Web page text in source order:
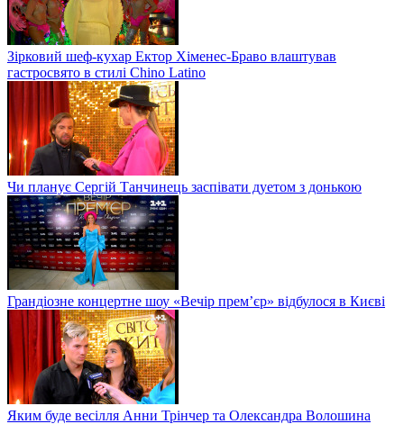
Зірковий шеф-кухар Ектор Хіменес-Браво влаштував
гастросвято в стилі Chino Latino
Чи планує Сергій Танчинець заспівати дуетом з донькою
Грандіозне концертне шоу «Вечір прем’єр» відбулося в Києві
Яким буде весілля Анни Трінчер та Олександра Волошина